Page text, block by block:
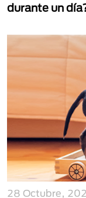
durante un
28 Octubre,